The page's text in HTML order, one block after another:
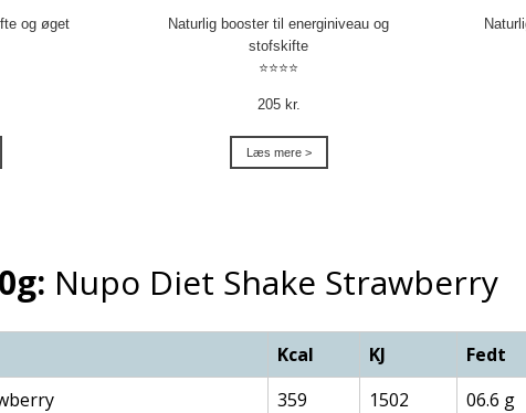
og øget
Naturlig booster til energiniveau og
stofskifte
⭐⭐⭐⭐
205 kr.
Læs mere >
Nupo Diet Shake Strawberry
Kcal KJ Fedt
359 1502 06.6 g